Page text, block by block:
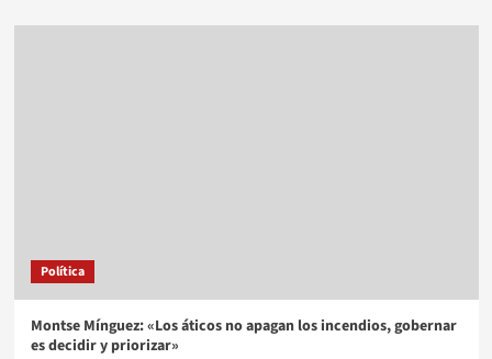
Política
Montse Mínguez: «Los áticos no apagan los incendios, gobernar
es decidir y priorizar»